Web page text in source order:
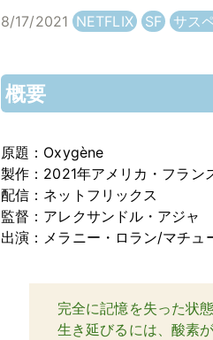
8/17/2021 NETFLIX SF サス
概要
原題：Oxygène
製作：2021年アメリカ・フラン
配信：ネットフリックス
監督：アレクサンドル・アジャ
出演：メラニー・ロラン/マチ
完全に記憶を失った状
生き延びるには、酸素